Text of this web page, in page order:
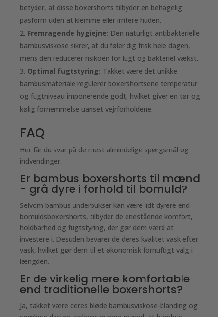
betyder, at disse boxershorts tilbyder en behagelig
pasform uden at klemme eller irritere huden.
Fremragende hygiejne: Den naturligt antibakterielle
bambusviskose sikrer, at du føler dig frisk hele dagen,
mens den reducerer risikoen for lugt og bakteriel vækst.
Optimal fugtstyring: Takket være det unikke
bambusmateriale regulerer boxershortsene temperatur
og fugtniveau imponerende godt, hvilket giver en tør og
kølig fornemmelse uanset vejrforholdene.
FAQ
Her får du svar på de mest almindelige spørgsmål og
indvendinger.
Er bambus boxershorts til mænd
- grå dyre i forhold til bomuld?
Selvom bambus underbukser kan være lidt dyrere end
bomuldsboxershorts, tilbyder de enestående komfort,
holdbarhed og fugtstyring, der gør dem værd at
investere i. Desuden bevarer de deres kvalitet vask efter
vask, hvilket gør dem til et økonomisk fornuftigt valg i
længden.
Er de virkelig mere komfortable
end traditionelle boxershorts?
Ja, takket være deres bløde bambusviskose-blanding og